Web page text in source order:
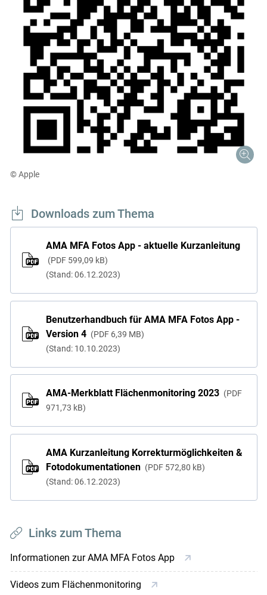
© Apple
Downloads zum Thema
AMA MFA Fotos App - aktuelle Kurzanleitung
PDF 599,09 kB
(Stand: 06.12.2023)
Benutzerhandbuch für AMA MFA Fotos App -
Version 4
PDF 6,39 MB
(Stand: 10.10.2023)
AMA-Merkblatt Flächenmonitoring 2023
PDF
971,73 kB
AMA Kurzanleitung Korrekturmöglichkeiten &
Fotodokumentationen
PDF 572,80 kB
(Stand: 06.12.2023)
Links zum Thema
Informationen zur AMA MFA Fotos App
Videos zum Flächenmonitoring